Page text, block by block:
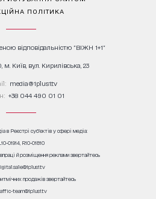
ПОЛІТИКА
відповідальністю "ВІЖН 1+1"
Київ, вул. Кирилівська, 23
media@1plus1.tv
+38 044 490 01 01
в Реєстрі суб’єктів у сфері медіа:
01914, R10-01810
й розміщення реклами звертайтесь
продажів звертайтесь
team@1plus1.tv